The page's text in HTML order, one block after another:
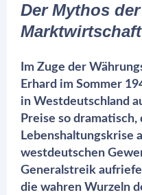
Der Mythos
Im Zuge der
Erhard im Sommer
in Westdeutschland
Preise so dramatisch,
Lebenshaltungskrise
westdeutschen
Generalstreik
die wahren Wurzeln